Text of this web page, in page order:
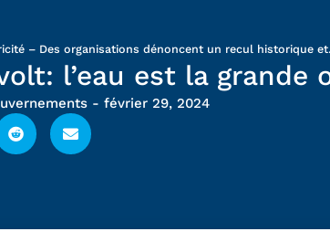
Dénationalisation
l’eau est la grande
- février 29, 2024